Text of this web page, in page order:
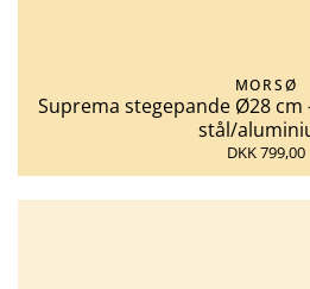
MORSØ
Suprema stegepande Ø28
stål/
DKK 799,00